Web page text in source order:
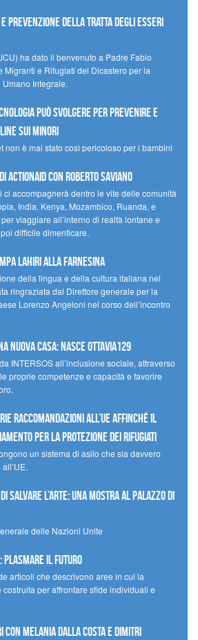
prevenzione della tratta degli esseri
ha dato il benvenuto a Padre Fabio
Migranti e Rifugiati del Dicastero per la
Integrale.
può svolgere per prevenire e
sui minori
non è mai stato così pericoloso per i bambini
ACTIONAID con Roberto Saviano
ci accompagnerà dentro le vite delle comunità
India, Kenya, Mozambico, Ruanda, e
viaggiare all’interno di realtà lontane e
difficile dimenticare.
Lahiri alla Farnesina
della lingua e della cultura italiana nel
ringraziata dal Direttore generale per la
Lorenzo Angeloni nel corso dell’incontro
nuova casa: nasce Ottavia129
INTERSOS all’inclusione sociale, attraverso
proprie competenze e capacità e favorire
raccomandazioni all’UE affinché il
per la protezione dei rifugiati
un sistema di asilo che sia davvero
salvare l’arte: una mostra al Palazzo di
delle Nazioni Unite
plasmare il futuro
articoli che descrivono aree in cui la
per affrontare sfide individuali e
con Melania Dalla Costa e Dimitri